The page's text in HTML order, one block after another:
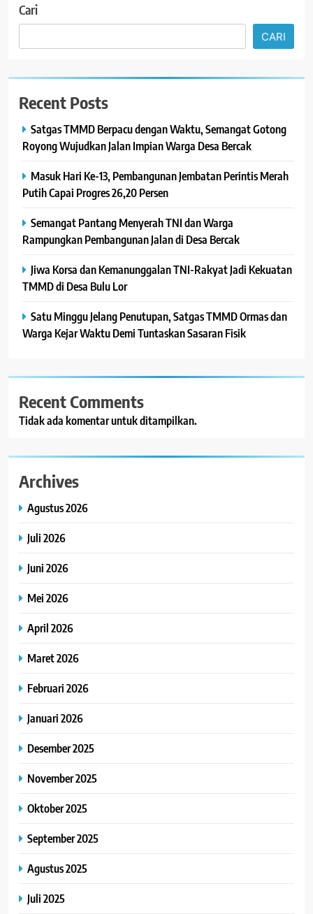
Cari
CARI
Recent Posts
Satgas TMMD Berpacu dengan Waktu, Semangat Gotong
Royong Wujudkan Jalan Impian Warga Desa Bercak
Masuk Hari Ke-13, Pembangunan Jembatan Perintis Merah
Putih Capai Progres 26,20 Persen
Semangat Pantang Menyerah TNI dan Warga
Rampungkan Pembangunan Jalan di Desa Bercak
Jiwa Korsa dan Kemanunggalan TNI-Rakyat Jadi Kekuatan
TMMD di Desa Bulu Lor
Satu Minggu Jelang Penutupan, Satgas TMMD Ormas dan
Warga Kejar Waktu Demi Tuntaskan Sasaran Fisik
Recent Comments
Tidak ada komentar untuk ditampilkan.
Archives
Agustus 2026
Juli 2026
Juni 2026
Mei 2026
April 2026
Maret 2026
Februari 2026
Januari 2026
Desember 2025
November 2025
Oktober 2025
September 2025
Agustus 2025
Juli 2025